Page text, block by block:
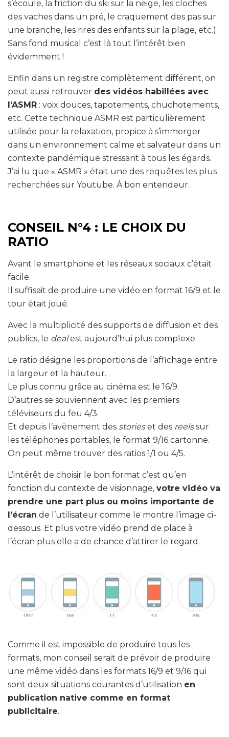
s’écoule, la friction du ski sur la neige, les cloches
des vaches dans un pré, le craquement des pas sur
une branche, les rires des enfants sur la plage, etc.).
Sans fond musical c’est là tout l’intérêt bien
évidemment !
Enfin dans un registre complètement différent, on
peut aussi retrouver des vidéos habillées avec
l’ASMR : voix douces, tapotements, chuchotements,
etc. Cette technique ASMR est particulièrement
utilisée pour la relaxation, propice à s’immerger
dans un environnement calme et salvateur dans un
contexte pandémique stressant à tous les égards.
J’ai lu que « ASMR » était une des requêtes les plus
recherchées sur Youtube. À bon entendeur…
CONSEIL N°4 : LE CHOIX DU
RATIO
Avant le smartphone et les réseaux sociaux c’était
facile.
Il suffisait de produire une vidéo en format 16/9 et le
tour était joué.
Avec la multiplicité des supports de diffusion et des
publics, le dealest aujourd’hui plus complexe.
Le ratio désigne les proportions de l’affichage entre
la largeur et la hauteur.
Le plus connu grâce au cinéma est le 16/9.
D’autres se souviennent avec les premiers
téléviseurs du feu 4/3.
Et depuis l’avènement des storieset des reelssur
les téléphones portables, le format 9/16 cartonne.
On peut même trouver des ratios 1/1 ou 4/5.
L’intérêt de choisir le bon format c’est qu’en
fonction du contexte de visionnage, votre vidéo va
prendre une part plus ou moins importante de
l’écran de l’utilisateur comme le montre l’image ci-
dessous. Et plus votre vidéo prend de place à
l’écran plus elle a de chance d’attirer le regard.
Comme il est impossible de produire tous les
formats, mon conseil serait de prévoir de produire
une même vidéo dans les formats 16/9 et 9/16 qui
sont deux situations courantes d’utilisation en
publication native comme en format
publicitaire.